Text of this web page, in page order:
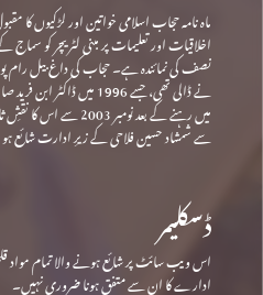
ماہ نامہ حجاب اسلامی خواتین اور لڑکیوں
اخلاقیات اور تعلیمات پر مبنی لٹریچر کو
نے ڈالی تھی، جسے 1996 میں
میں رہنے کے بعد نومبر
سے شمشاد حسین فلاحی کے زیرِ ادارت شائع
ڈسکلیمر
اس ویب سائٹ پر شائع ہونے والا تمام مواد
ادارے کا ان سے متفق ہونا ضروری نہیں۔